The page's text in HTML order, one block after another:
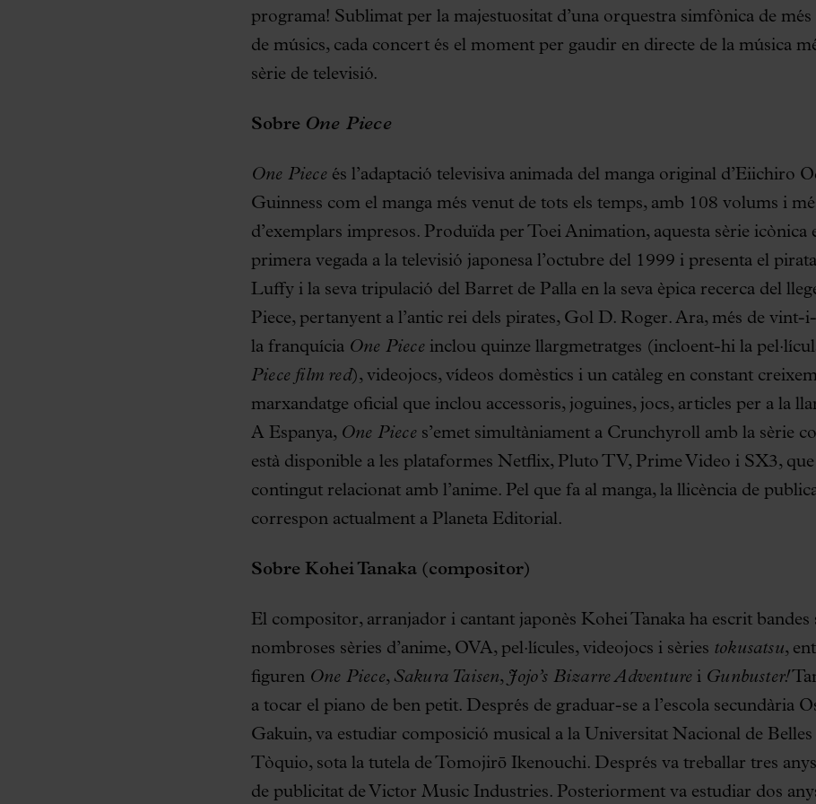
programa! Sublimat per la majestuositat d’una orquestra simfònica de més
de músics, cada concert és el moment per gaudir en directe de la música
sèrie de televisió.
Sobre One Piece
One Pieceés l’adaptació televisiva animada del manga original d’Eiichiro
Guinness com el manga més venut de tots els temps, amb 108 volums i
d’exemplars impresos. Produïda per Toei Animation, aquesta sèrie icònica
primera vegada a la televisió japonesa l’octubre del 1999 i presenta el
Luffy i la seva tripulació del Barret de Palla en la seva èpica recerca del
Piece, pertanyent a l’antic rei dels pirates, Gol D. Roger. Ara, més de vint-
la franquícia One Pieceinclou quinze llargmetratges (incloent-hi la
Piece film red), videojocs, vídeos domèstics i un catàleg en constant
marxandatge oficial que inclou accessoris, joguines, jocs, articles per a la
A Espanya, One Piece s’emet simultàniament a Crunchyroll amb la sèrie
està disponible a les plataformes Netflix, Pluto TV, Prime Video i SX3,
contingut relacionat amb l’anime. Pel que fa al manga, la llicència de
correspon actualment a Planeta Editorial.
Sobre Kohei Tanaka (compositor)
El compositor, arranjador i cantant japonès Kohei Tanaka ha escrit bandes
nombroses sèries d’anime, OVA, pel·lícules, videojocs i sèries tokusatsu,
figuren One Piece, Sakura Taisen, Jojo’s Bizarre Adventure i Gunbuster!
a tocar el piano de ben petit. Després de graduar-se a l’escola secundària
Gakuin, va estudiar composició musical a la Universitat Nacional de
Tòquio, sota la tutela de Tomojirō Ikenouchi. Després va treballar tres
de publicitat de Victor Music Industries. Posteriorment va estudiar dos